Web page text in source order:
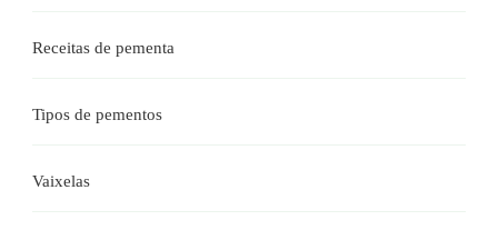
Receitas de pementa
Tipos de pementos
Vaixelas